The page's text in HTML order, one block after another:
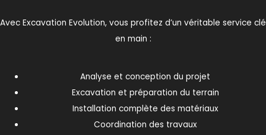
Avec Excavation Evolution, vous profitez d’un véritable service clé
en main :
Analyse et conception du projet
Excavation et préparation du terrain
Installation complète des matériaux
Coordination des travaux